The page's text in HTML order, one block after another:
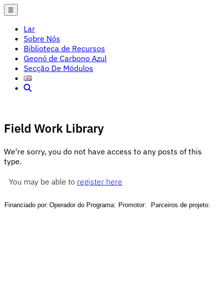
☰
Lar
Sobre Nós
Biblioteca de Recursos
Geonó de Carbono Azul
Secção De Módulos
Field Work Library
We're sorry, you do not have access to any posts of this
type.
You may be able to register here
Financiado por: Operador do Programa: Promotor: Parceiros de projeto: